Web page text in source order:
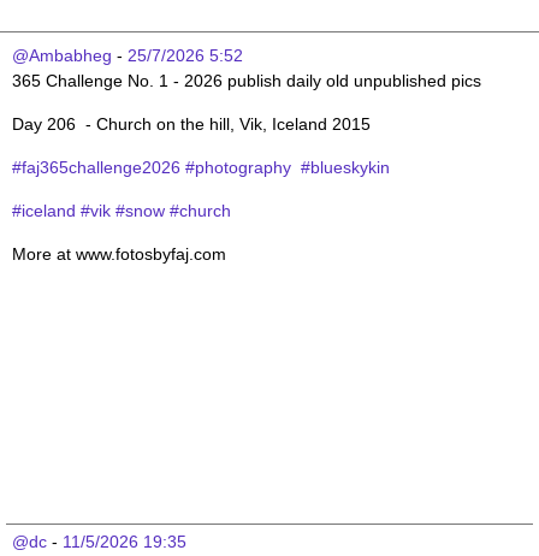
@Ambabheg - 25/7/2026 5:52
365 Challenge No. 1 - 2026 publish daily old unpublished pics
Day 206  - Church on the hill, Vik, Iceland 2015
#faj365challenge2026 #photography #blueskykin
#iceland #vik #snow #church
More at www.fotosbyfaj.com
@dc - 11/5/2026 19:35